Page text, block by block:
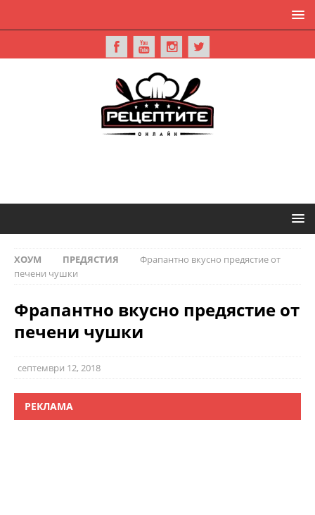
ХОУМ ПРЕДЯСТИЯ
Фрапантно вкусно предястие от
печени чушки
Фрапантно вкусно предястие от
печени чушки
септември 12, 2018
РЕКЛАМА